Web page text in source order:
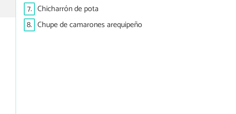
7. Chicharrón de pota
8. Chupe de camarones arequipeño